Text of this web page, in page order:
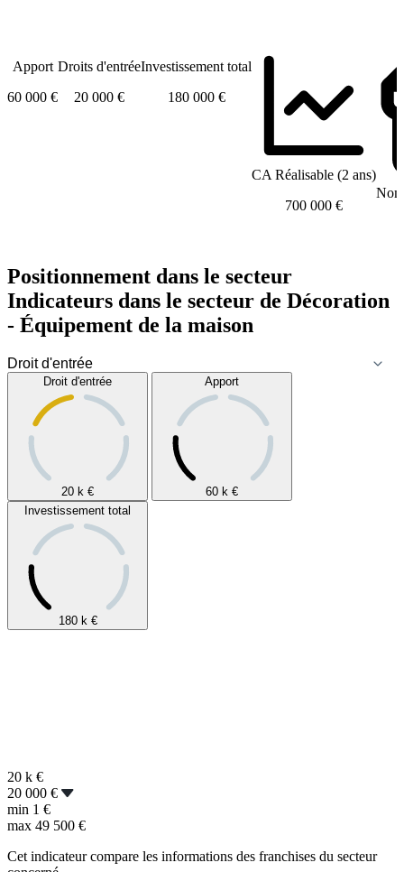
Apport
60 000 €
Droits d'entrée
20 000 €
Investissement total
180 000 €
CA Réalisable (2 ans)
700 000 €
Positionnement dans le secteur
Indicateurs dans le secteur de Décoration
- Équipement de la maison
Droit d'entrée
20 k €
Apport
60 k €
Investissement total
180 k €
20 k €
20 000 €
min 1 €
max 49 500 €
Cet indicateur compare les informations des franchises du secteur